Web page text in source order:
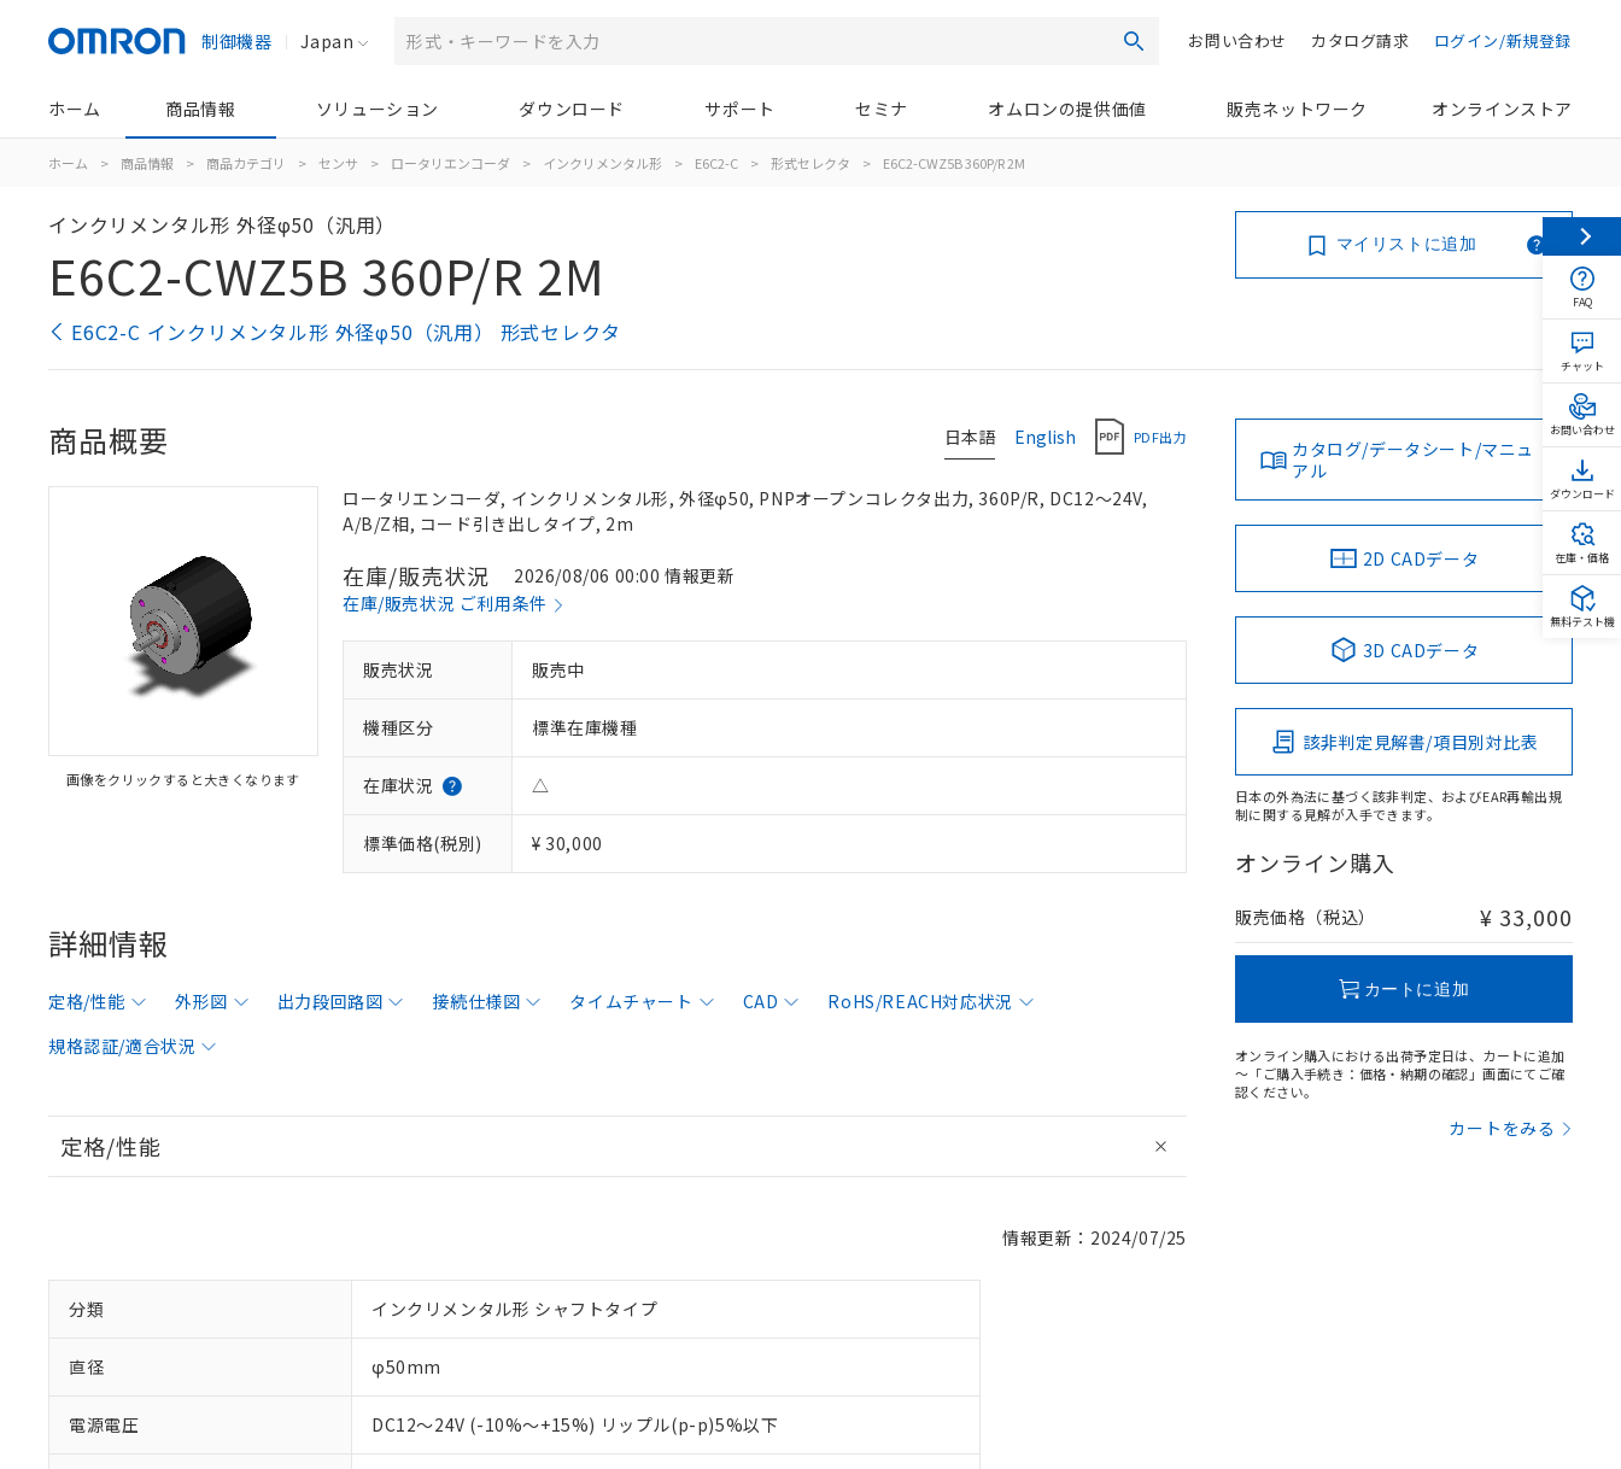
制御機器 Japan 検索 ログイン/新規登録
カタログ請求
お問い合わせ
ホーム 商品情報 ソリューション ダウンロード サポート セミナ オムロンの提供価値 販売ネットワーク オンラインストア
ホーム > 商品情報 > 商品カテゴリ > センサ > ロータリエンコーダ > インクリメンタル形 > E6C2-C > 形式セレクタ > E6C2-CWZ5B 360P/R 2M
インクリメンタル形 外径φ50（汎用）
E6C2-CWZ5B 360P/R 2M
E6C2-C インクリメンタル形 外径φ50（汎用） 形式セレクタ
マイリストに追加
日本語 English PDF出力
商品概要
画像をクリックすると大きくなります
ロータリエンコーダ, インクリメンタル形, 外径φ50, PNPオープンコレクタ出力, 360P/R, DC12～24V,
A/B/Z相, コード引き出しタイプ, 2m
在庫/販売状況
2026/08/06 00:00 情報更新
在庫/販売状況 ご利用条件
販売状況 販売中
機種区分 標準在庫機種
在庫状況 △
標準価格(税別) ¥ 30,000
詳細情報
定格/性能 外形図 出力段回路図 接続仕様図 タイムチャート CAD
RoHS/REACH対応状況
規格認証/適合状況
定格/性能
情報更新：2024/07/25
分類 インクリメンタル形 シャフトタイプ
直径 φ50mm
電源電圧 DC12～24V (-10%～+15%) リップル(p-p)5%以下
カタログ/データシート/マニュ
アル
2D CADデータ
3D CADデータ
該非判定見解書/項目別対比表
日本の外為法に基づく該非判定、およびEAR再輸出規
制に関する見解が入手できます。
オンライン購入
販売価格（税込） ¥ 33,000
カートに追加
オンライン購入における出荷予定日は、カートに追加
～「ご購入手続き：価格・納期の確認」画面にてご確
認ください。
カートをみる
FAQ
チャット
お問い合わせ
ダウンロード
在庫・価格
無料テスト機